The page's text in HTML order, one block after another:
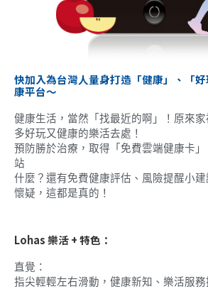
快加入為台灣人量身打造「健康」、「
康平台～
健康生活，當然「找最近的啊」！原來
多好玩又健康的樂活去處！
預防勝於治療，取得「免費雲端健康卡
站
什麼？還有免費健康評估、風險提醒小建
懷疑，這都是真的！
Lohas 樂活 + 特色：
直覺：
指尖輕輕左右滑動，健康新知、樂活服